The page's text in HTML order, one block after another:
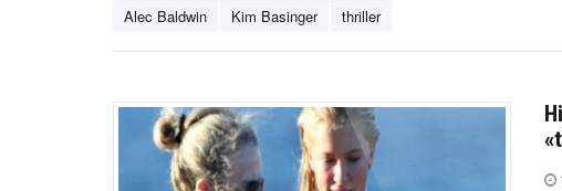
Alec Baldwin Kim Basinger thriller